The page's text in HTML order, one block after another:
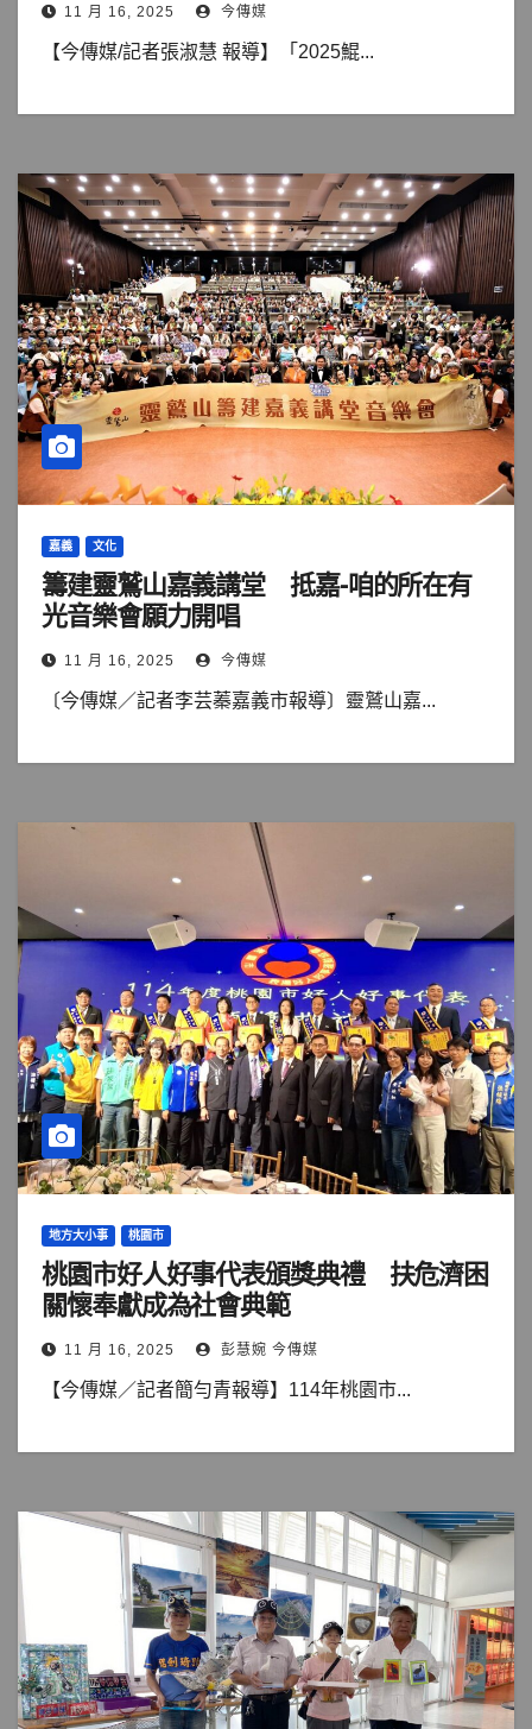
11 月 16, 2025 今傳媒
【今傳媒/記者張淑慧 報導】「2025鯤...
嘉義 文化
籌建靈鷲山嘉義講堂 抵嘉-咱的所在有
光音樂會願力開唱
11 月 16, 2025 今傳媒
〔今傳媒／記者李芸蓁嘉義市報導〕靈鷲山嘉...
地方大小事 桃園市
桃園市好人好事代表頒獎典禮 扶危濟困
關懷奉獻成為社會典範
11 月 16, 2025 彭慧婉 今傳媒
【今傳媒／記者簡勻青報導】114年桃園市...